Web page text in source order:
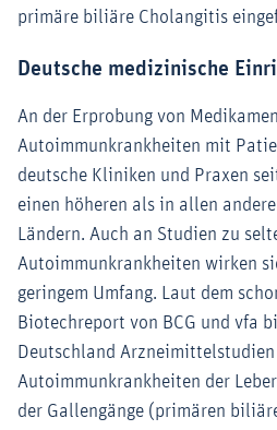
primäre biliäre Cholangitis
Deutsche medizinische
An der Erprobung von
Autoimmunkrankheiten mit
deutsche Kliniken und Praxen
einen höheren als in allen
Ländern. Auch an Studien zu
Autoimmunkrankheiten wirken
geringem Umfang. Laut dem
Biotechreport von BCG und vfa
Deutschland
Autoimmunkrankheiten der
der Gallengänge (primären